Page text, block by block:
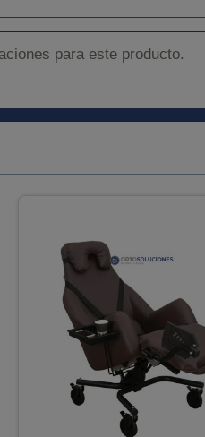
para este producto.